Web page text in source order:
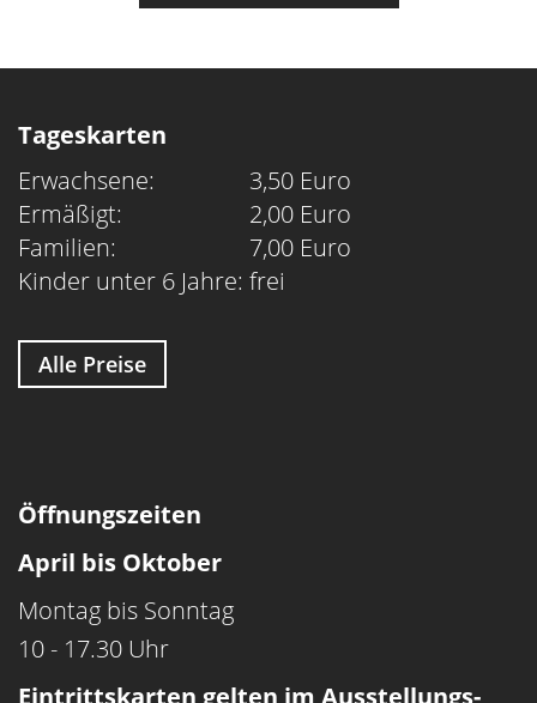
Tageskarten
Erwachsene:
3,50 Euro
Ermäßigt:
2,00 Euro
Familien:
7,00 Euro
Kinder unter 6 Jahre: frei
Alle Preise
Öffnungszeiten
April bis Oktober
Montag bis Sonntag
10 - 17.30 Uhr
Eintrittskarten gelten im Ausstellungs­